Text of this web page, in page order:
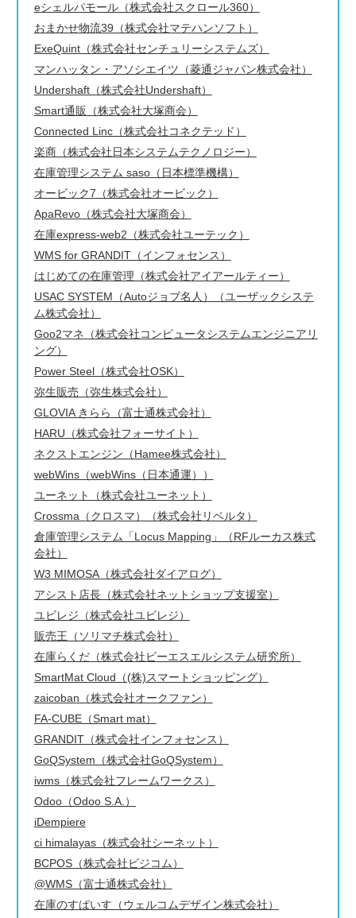
eシェルパモール（株式会社スクロール360）
おまかせ物流39（株式会社マテハンソフト）
ExeQuint（株式会社センチュリーシステムズ）
マンハッタン・アソシエイツ（菱通ジャパン株式会社）
Undershaft（株式会社Undershaft）
Smart通販（株式会社大塚商会）
Connected Linc（株式会社コネクテッド）
楽商（株式会社日本システムテクノロジー）
在庫管理システム saso（日本標準機構）
オービック7（株式会社オービック）
ApaRevo（株式会社大塚商会）
在庫express-web2（株式会社ユーテック）
WMS for GRANDIT（インフォセンス）
はじめての在庫管理（株式会社アイアールティー）
USAC SYSTEM（Autoジョブ名人）（ユーザックシステ
ム株式会社）
Goo2マネ（株式会社コンピュータシステムエンジニアリ
ング）
Power Steel（株式会社OSK）
弥生販売（弥生株式会社）
GLOVIA きらら（富士通株式会社）
HARU（株式会社フォーサイト）
ネクストエンジン（Hamee株式会社）
webWins（webWins（日本通運））
ユーネット（株式会社ユーネット）
Crossma（クロスマ）（株式会社リベルタ）
倉庫管理システム「Locus Mapping」（RFルーカス株式
会社）
W3 MIMOSA（株式会社ダイアログ）
アシスト店長（株式会社ネットショップ支援室）
ユビレジ（株式会社ユビレジ）
販売王（ソリマチ株式会社）
在庫らくだ（株式会社ビーエスエルシステム研究所）
SmartMat Cloud（(株)スマートショッピング）
zaicoban（株式会社オークファン）
FA-CUBE（Smart mat）
GRANDIT（株式会社インフォセンス）
GoQSystem（株式会社GoQSystem）
iwms（株式会社フレームワークス）
Odoo（Odoo S.A.）
iDempiere
ci himalayas（株式会社シーネット）
BCPOS（株式会社ビジコム）
@WMS（富士通株式会社）
在庫のすぱいす（ウェルコムデザイン株式会社）